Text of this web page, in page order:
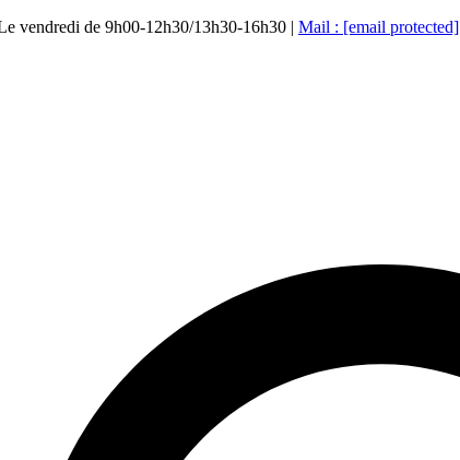
vendredi de 9h00-12h30/13h30-16h30 | Mail : [email protected]